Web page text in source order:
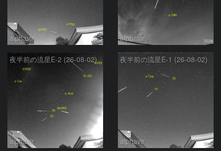
alphavir alphavir
夜半前の流星E-2 (26-08-02)
alphavir
夜半前の流星E-1 (26-08-02)
alphavir